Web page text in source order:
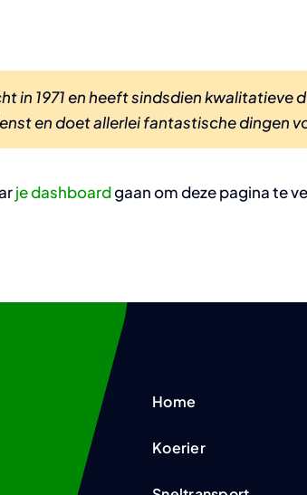
in 1971 en heeft sindsdien
en doet allerlei fantastische dingen
je dashboardgaan om deze pagina te
Home
Koerier